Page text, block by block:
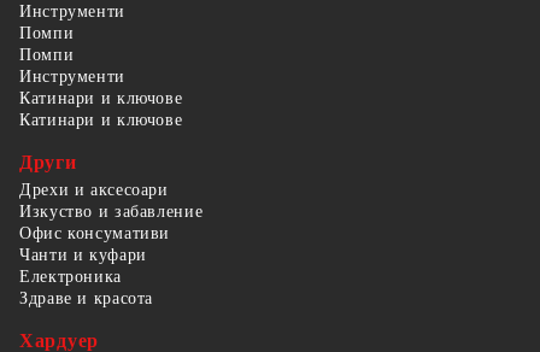
Инструменти
Помпи
Помпи
Инструменти
Катинари и ключове
Катинари и ключове
Други
Дрехи и аксесоари
Изкуство и забавление
Офис консумативи
Чанти и куфари
Електроника
Здраве и красота
Хардуер